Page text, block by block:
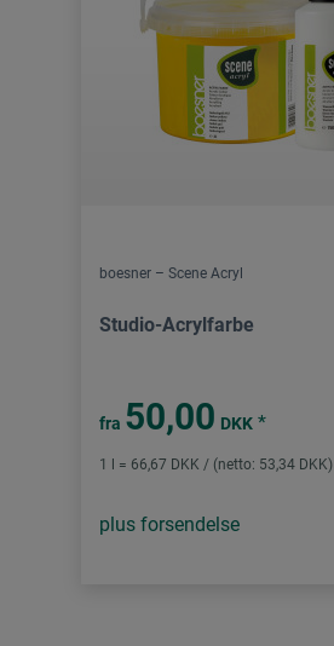
boesner – Scene Acryl
Studio-Acrylfarbe
fra 50,00 DKK *
1 l = 66,67 DKK / (netto: 53,34 DKK)
plus forsendelse